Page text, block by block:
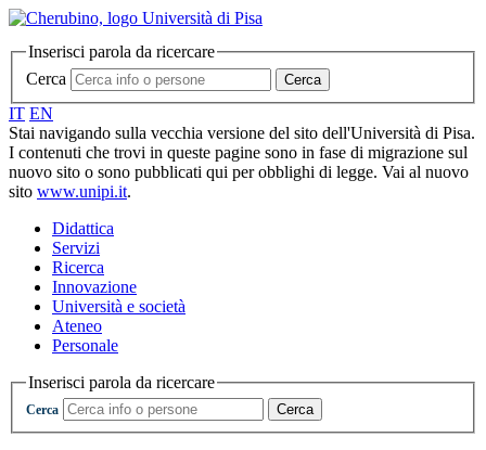
Inserisci parola da ricercare
Cerca
Cerca
IT EN
Stai navigando sulla vecchia versione del sito dell'Università di Pisa.
I contenuti che trovi in queste pagine sono in fase di migrazione sul
nuovo sito o sono pubblicati qui per obblighi di legge. Vai al nuovo
sito www.unipi.it.
Didattica
Servizi
Ricerca
Innovazione
Università e società
Ateneo
Personale
Inserisci parola da ricercare
Cerca Cerca